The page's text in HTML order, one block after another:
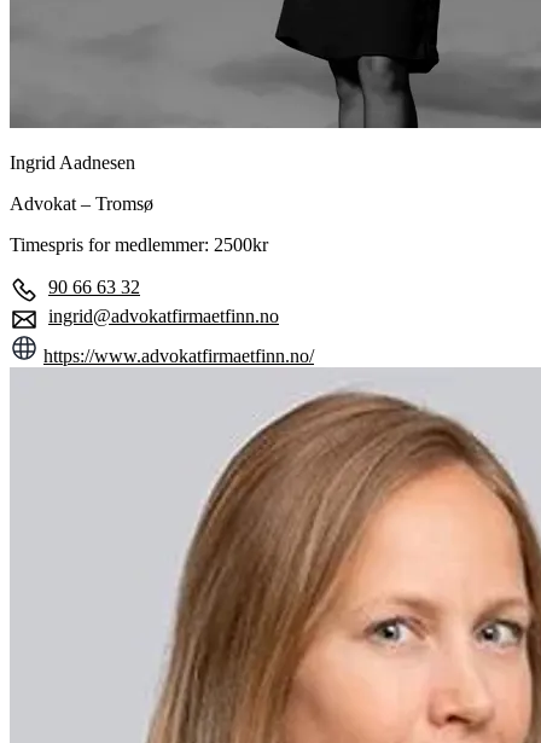
Ingrid Aadnesen
Advokat – Tromsø
Timespris for medlemmer: 2500kr
90 66 63 32
ingrid@advokatfirmaetfinn.no
https://www.advokatfirmaetfinn.no/